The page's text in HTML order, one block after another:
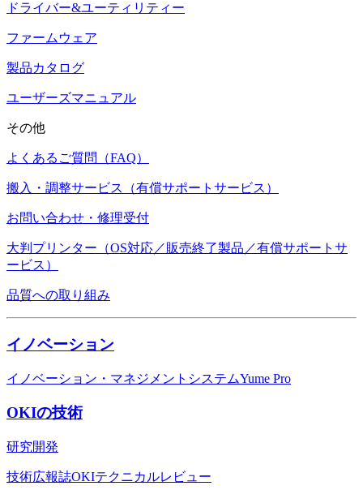
ドライバー&ユーティリティー
ファームウェア
製品カタログ
ユーザーズマニュアル
その他
よくあるご質問（FAQ）
搬入・調整サービス（有償サポートサービス）
お問い合わせ・修理受付
大判プリンター（OS対応／販売終了製品／有償サポートサ
ービス）
品質への取り組み
イノベーション
イノベーション・マネジメントシステムYume Pro
OKIの技術
研究開発
技術広報誌OKIテクニカルレビュー